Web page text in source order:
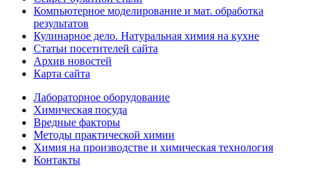
Компьютерное моделирование и мат. обработка
результатов
Кулинарное дело. Натуральная химия на кухне
Статьи посетителей сайта
Архив новостей
Карта сайта
Лабораторное оборудование
Химическая посуда
Вредные факторы
Методы практической химии
Химия на производстве и химическая технология
Контакты